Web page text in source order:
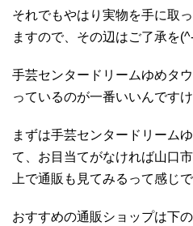
それでもやはり実物を手に取
ますので、その辺はご了承を
手芸センタードリームゆめタ
っているのが一番いいんですけ
まずは手芸センタードリーム
て、お目当てがなければ山口
上で通販も見てみるって感じ
おすすめの通販ショップは下